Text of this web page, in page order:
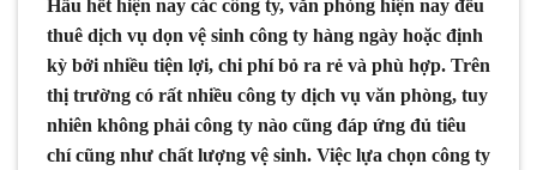
Hầu hết hiện nay các công ty, văn phòng hiện nay đều
thuê dịch vụ dọn vệ sinh công ty hàng ngày hoặc định
kỳ bởi nhiều tiện lợi, chi phí bỏ ra rẻ và phù hợp. Trên
thị trường có rất nhiều công ty dịch vụ văn phòng, tuy
nhiên không phải công ty nào cũng đáp ứng đủ tiêu
chí cũng như chất lượng vệ sinh. Việc lựa chọn công ty